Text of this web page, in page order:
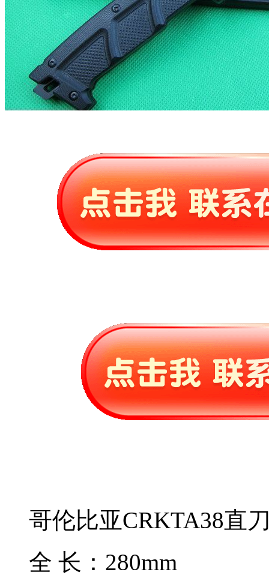
哥伦比亚CRKTA38直
全 长：280mm